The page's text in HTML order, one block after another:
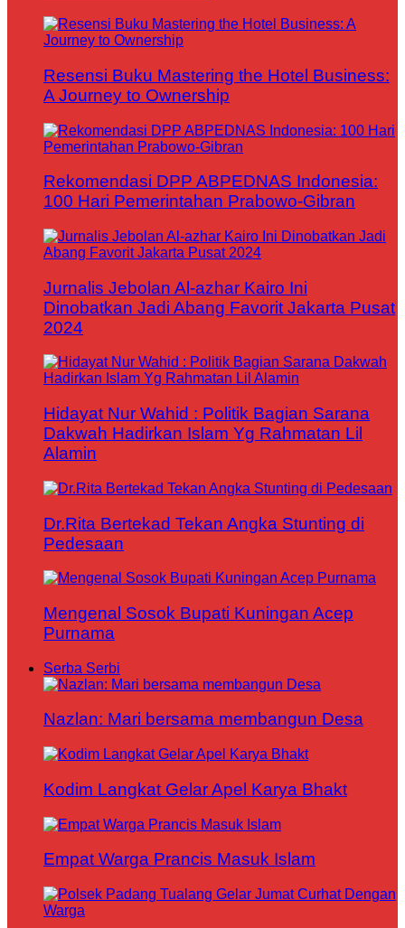
Resensi Buku Mastering the Hotel Business:
A Journey to Ownership
Rekomendasi DPP ABPEDNAS Indonesia:
100 Hari Pemerintahan Prabowo-Gibran
Jurnalis Jebolan Al-azhar Kairo Ini
Dinobatkan Jadi Abang Favorit Jakarta Pusat
2024
Hidayat Nur Wahid : Politik Bagian Sarana
Dakwah Hadirkan Islam Yg Rahmatan Lil
Alamin
Dr.Rita Bertekad Tekan Angka Stunting di
Pedesaan
Mengenal Sosok Bupati Kuningan Acep
Purnama
Serba Serbi
Nazlan: Mari bersama membangun Desa
Kodim Langkat Gelar Apel Karya Bhakt
Empat Warga Prancis Masuk Islam